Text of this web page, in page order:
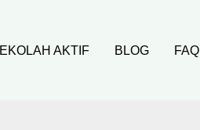
AKTIF BLOG FAQ